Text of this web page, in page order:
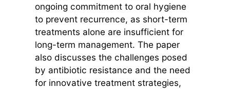
ongoing commitment to oral hygiene
to prevent recurrence, as short-term
treatments alone are insufficient for
long-term management. The paper
also discusses the challenges posed
by antibiotic resistance and the need
for innovative treatment strategies,